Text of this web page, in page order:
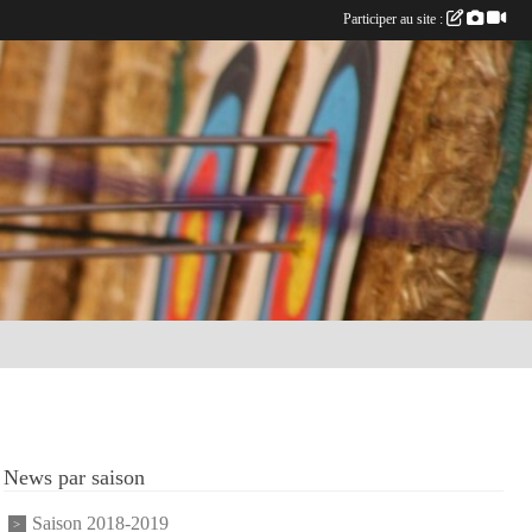
News par saison
Saison 2018-2019
Participer au site :